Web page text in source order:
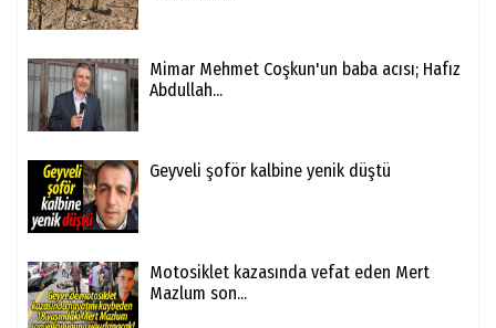
Mimar Mehmet Coşkun'un baba acısı; Hafız
Abdullah...
Geyveli şoför kalbine yenik düştü
Motosiklet kazasında vefat eden Mert
Mazlum son...